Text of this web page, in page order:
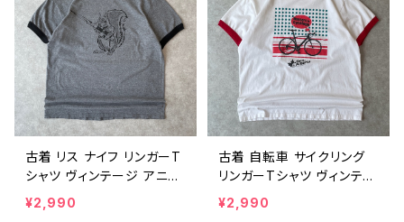
古着 リス ナイフ リンガーT
シャツ ヴィンテージ アニマ
ル 動物 グレー 黒 ブラック
ビンテージ M 25082505
¥2,990
古着 自転車 サイクリング
リンガーTシャツ ヴィンテー
ジ 白 ホワイト 赤 レッド ビ
ンテージ L 25082503
¥2,990